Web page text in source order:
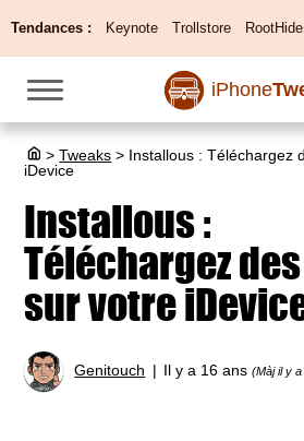
Tendances : Keynote Trollstore RootHide
iPhone
> Tweaks > Installous : Téléchargez
iDevice
Installous :
Téléchargez
sur votre
Genitouch Il y a 16 ans(Màj il y